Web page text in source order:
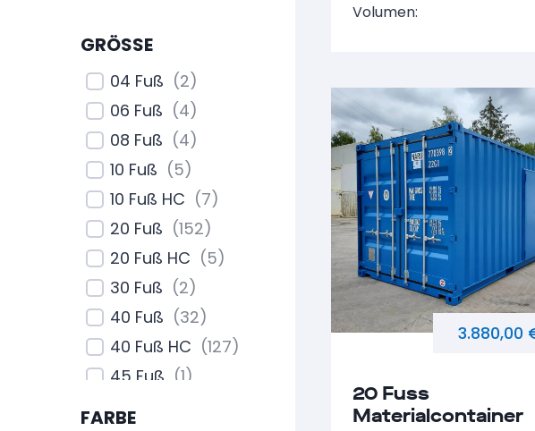
Volumen:
20 Fuss
Materialcontainer
3.880,00
GRÖSSE
04 Fuß (2)
06 Fuß (4)
08 Fuß (4)
10 Fuß (5)
10 Fuß HC (7)
20 Fuß (152)
20 Fuß HC (5)
30 Fuß (2)
40 Fuß (32)
40 Fuß HC (127)
45 Fuß (1)
45 Fuß HC
FARBE